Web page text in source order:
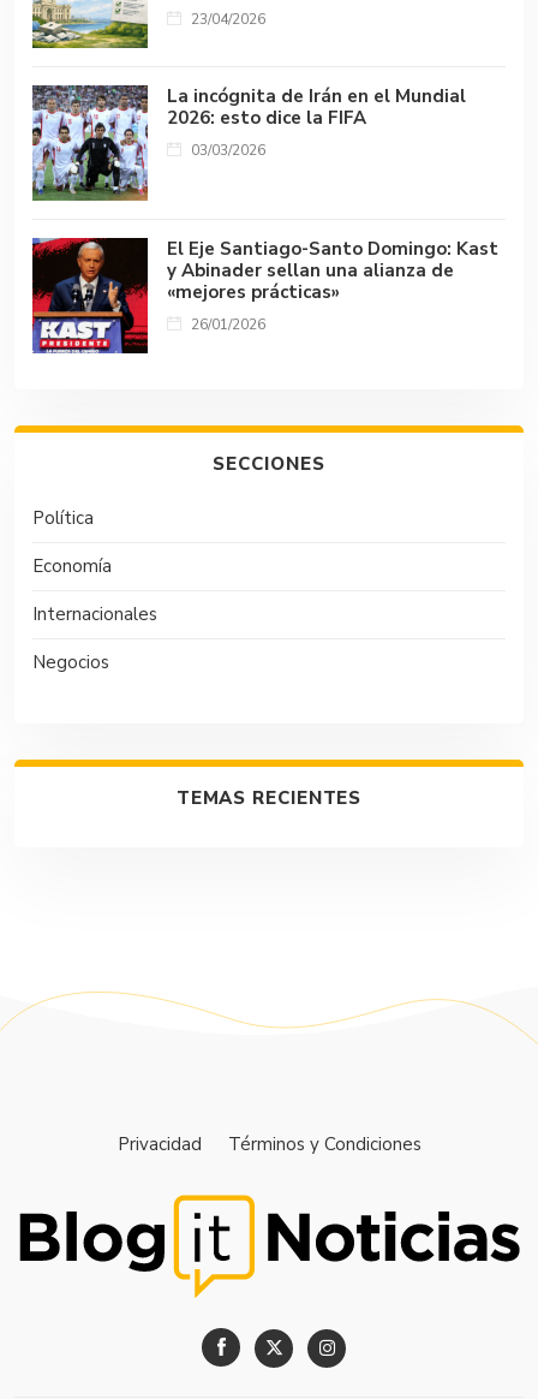
23/04/2026
La incógnita de Irán en el Mundial
2026: esto dice la FIFA
03/03/2026
El Eje Santiago-Santo Domingo: Kast
y Abinader sellan una alianza de
«mejores prácticas»
26/01/2026
SECCIONES
Política
Economía
Internacionales
Negocios
TEMAS RECIENTES
Privacidad Términos y Condiciones